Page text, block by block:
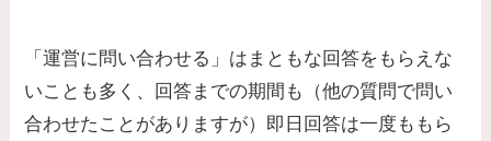
「運営に問い合わせる」はまともな回答をもらえな
いことも多く、回答までの期間も（他の質問で問い
合わせたことがありますが）即日回答は一度ももら